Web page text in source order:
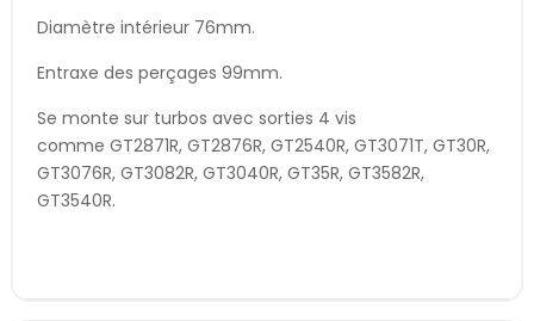
Diamètre intérieur 76mm.
Entraxe des perçages 99mm.
Se monte sur turbos avec sorties 4 vis
comme GT2871R, GT2876R, GT2540R, GT3071T, GT30R,
GT3076R, GT3082R, GT3040R, GT35R, GT3582R,
GT3540R.